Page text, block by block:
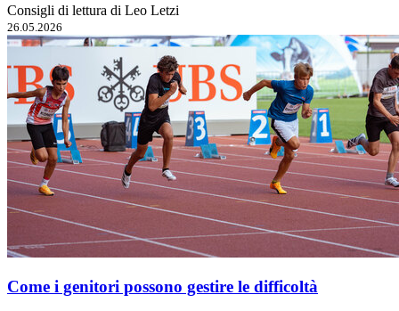
Consigli di lettura di Leo Letzi
26.05.2026
Come i genitori possono gestire le difficoltà